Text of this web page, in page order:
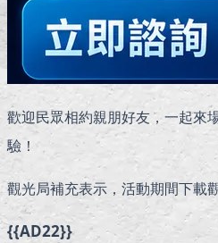
歡迎民眾相約親朋好友，一起來
驗！
觀光局補充表示，活動期間下載
{{AD22}}